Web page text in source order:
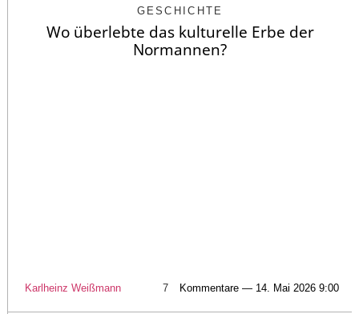
GESCHICHTE
Wo überlebte das kulturelle Erbe der
Normannen?
Karlheinz Weißmann 7 Kommentare — 14. Mai 2026 9:00